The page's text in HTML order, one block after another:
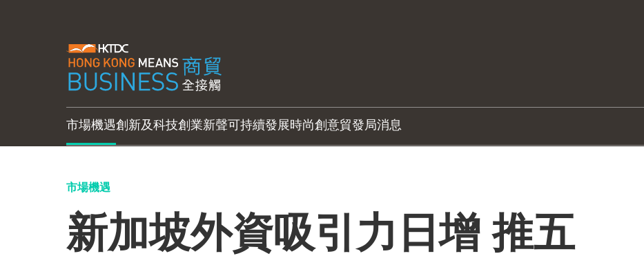
市場機遇創新及科技創業新聲可持續發展時尚創意貿發局消息
市場機遇
新加坡外資吸引力日增 推五